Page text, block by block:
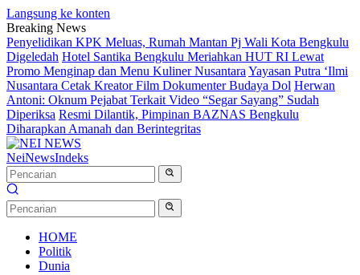
Langsung ke konten
Breaking News
Penyelidikan KPK Meluas, Rumah Mantan Pj Wali Kota Bengkulu
Digeledah Hotel Santika Bengkulu Meriahkan HUT RI Lewat
Promo Menginap dan Menu Kuliner Nusantara Yayasan Putra ‘Ilmi
Nusantara Cetak Kreator Film Dokumenter Budaya Dol Herwan
Antoni: Oknum Pejabat Terkait Video “Segar Sayang” Sudah
Diperiksa Resmi Dilantik, Pimpinan BAZNAS Bengkulu
Diharapkan Amanah dan Berintegritas
NeiNewsIndeks
HOME
Politik
Dunia